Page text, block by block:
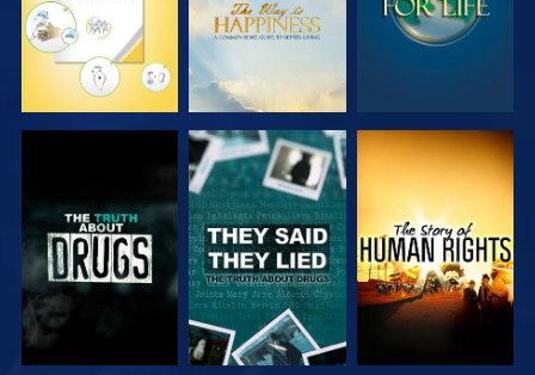
GUARDA GUARDA